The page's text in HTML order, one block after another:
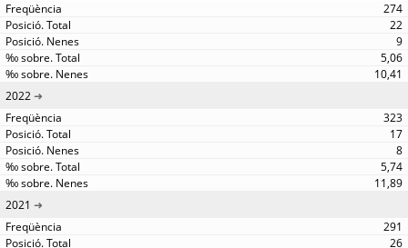
274
22
9
5,06
10,41
2022
323
17
8
5,74
11,89
2021
291
26